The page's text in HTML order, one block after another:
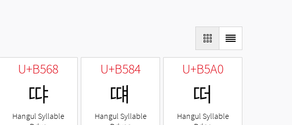
U+B568
땨
Hangul Syllable
U+B584
떄
Hangul Syllable
U+B5A0
떠
Hangul Syllable